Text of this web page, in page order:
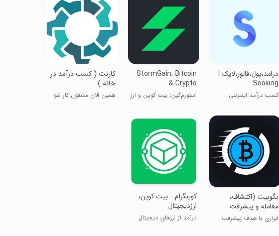
‏‏‏‏‏درامد،پول،فالور،لایک |
Seoking
کسب درآمد اینترنتی
StormGain: Bitcoin
& Crypto
استورم‌گین: بیت کوین و ارز
‏کارنت ( کسب درآمد در
خانه )
همین الان مشغول کار شو
بگوبیت (اکتشاف،
معامله و پیشرفت
کنید!)
ابزاری با هدف پیشرفت
کوینگرام - بیت کوین،
ارزدیجیتال
درآمد از ارزهای دیجیتال